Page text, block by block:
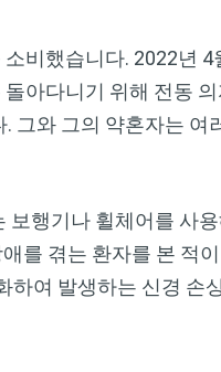
비했습니다. 2022년 4
아다니기 위해 전동
그와 그의 약혼자는 여
행기나 휠체어를 사
를 겪는 환자를 본 적
여 발생하는 신경 손